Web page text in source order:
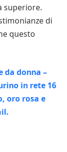
superiore.
di
questo